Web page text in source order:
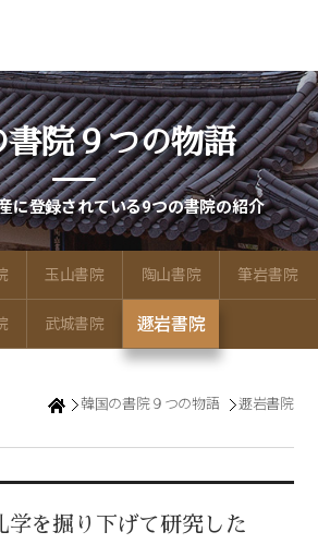
書院９つの物語
に登録されている9つの書院の紹介
玉山書院 陶山書院 筆岩書院
武城書院 遯岩書院
韓国の書院９つの物語 遯岩書院
学を掘り下げて研究した